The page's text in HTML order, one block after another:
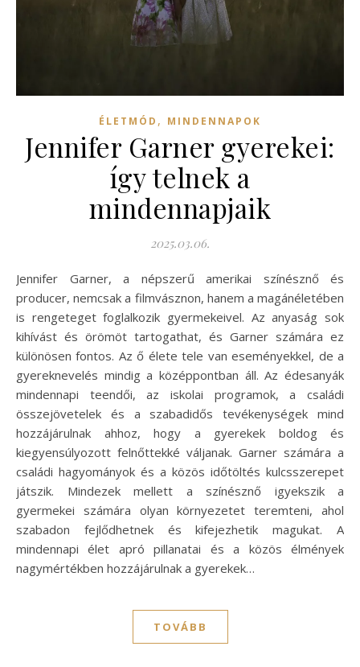
ÉLETMÓD , MINDENNAPOK
Jennifer Garner gyerekei:
így telnek a
mindennapjaik
2025.03.06.
Jennifer Garner, a népszerű amerikai színésznő és
producer, nemcsak a filmvásznon, hanem a magánéletében
is rengeteget foglalkozik gyermekeivel. Az anyaság sok
kihívást és örömöt tartogathat, és Garner számára ez
különösen fontos. Az ő élete tele van eseményekkel, de a
gyereknevelés mindig a középpontban áll. Az édesanyák
mindennapi teendői, az iskolai programok, a családi
összejövetelek és a szabadidős tevékenységek mind
hozzájárulnak ahhoz, hogy a gyerekek boldog és
kiegyensúlyozott felnőttekké váljanak. Garner számára a
családi hagyományok és a közös időtöltés kulcsszerepet
játszik. Mindezek mellett a színésznő igyekszik a
gyermekei számára olyan környezetet teremteni, ahol
szabadon fejlődhetnek és kifejezhetik magukat. A
mindennapi élet apró pillanatai és a közös élmények
nagymértékben hozzájárulnak a gyerekek…
TOVÁBB